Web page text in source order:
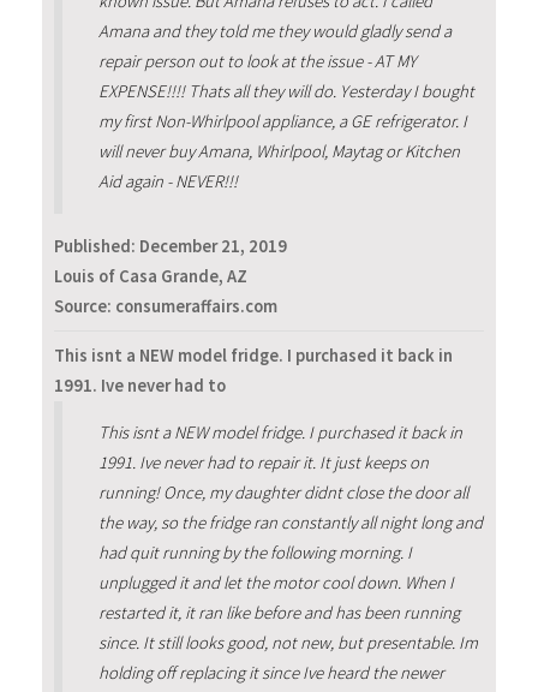
Amana and they told me they would gladly send a
repair person out to look at the issue - AT MY
EXPENSE!!!! Thats all they will do. Yesterday I bought
my first Non-Whirlpool appliance, a GE refrigerator. I
will never buy Amana, Whirlpool, Maytag or Kitchen
Aid again - NEVER!!!
Published: December 21, 2019
Louis of Casa Grande, AZ
Source: consumeraffairs.com
This isnt a NEW model fridge. I purchased it back in
1991. Ive never had to
This isnt a NEW model fridge. I purchased it back in
1991. Ive never had to repair it. It just keeps on
running! Once, my daughter didnt close the door all
the way, so the fridge ran constantly all night long and
had quit running by the following morning. I
unplugged it and let the motor cool down. When I
restarted it, it ran like before and has been running
since. It still looks good, not new, but presentable. Im
holding off replacing it since Ive heard the newer